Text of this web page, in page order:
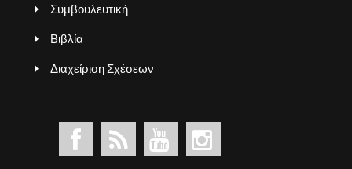
Συμβουλευτική
Βιβλία
Διαχείριση Σχέσεων